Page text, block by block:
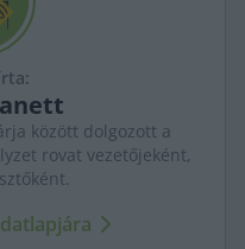
között dolgozott a
rovat vezetőjeként,